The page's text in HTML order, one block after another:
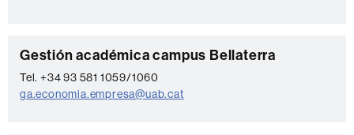
C
o
n
Gestión académica campus Bellaterra
Tel. +34 93 581 1059/1060
ga.economia.empresa@uab.cat